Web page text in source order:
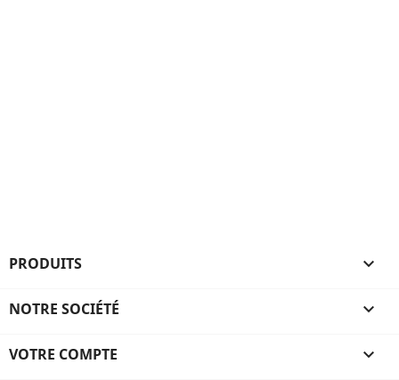
PRODUITS 
NOTRE SOCIÉTÉ 
VOTRE COMPTE 